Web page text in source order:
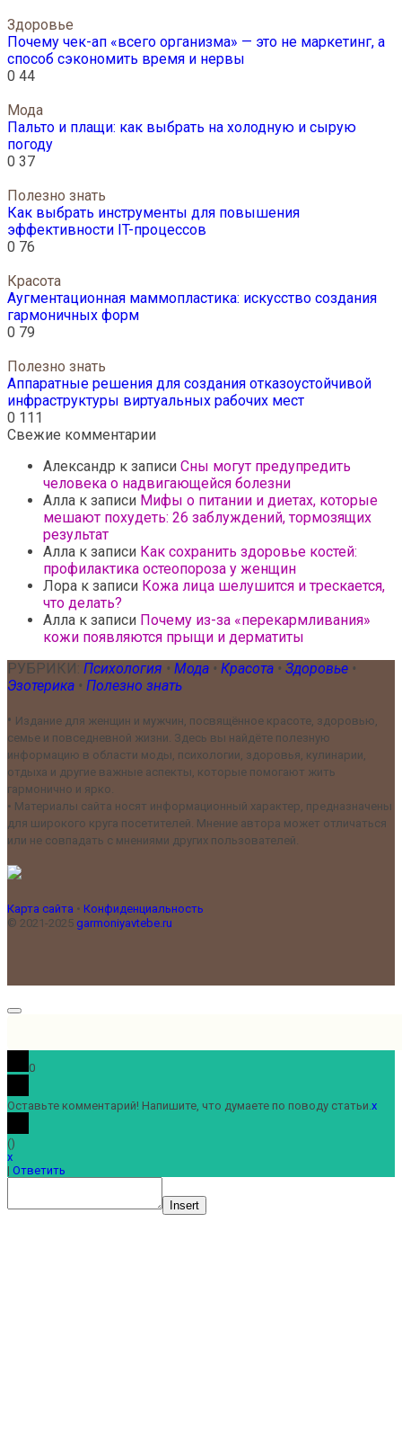
Здоровье
Почему чек-ап «всего организма» — это не маркетинг, а
способ сэкономить время и нервы
0 44
Мода
Пальто и плащи: как выбрать на холодную и сырую
погоду
0 37
Полезно знать
Как выбрать инструменты для повышения
эффективности IT-процессов
0 76
Красота
Аугментационная маммопластика: искусство создания
гармоничных форм
0 79
Полезно знать
Аппаратные решения для создания отказоустойчивой
инфраструктуры виртуальных рабочих мест
0 111
Свежие комментарии
Александр к записи Сны могут предупредить
человека о надвигающейся болезни
Алла к записи Мифы о питании и диетах, которые
мешают похудеть: 26 заблуждений, тормозящих
результат
Алла к записи Как сохранить здоровье костей:
профилактика остеопороза у женщин
Лора к записи Кожа лица шелушится и трескается,
что делать?
Алла к записи Почему из-за «перекармливания»
кожи появляются прыщи и дерматиты
РУБРИКИ: Психология • Мода • Красота • Здоровье •
Эзотерика • Полезно знать
• Издание для женщин и мужчин, посвящённое красоте, здоровью,
семье и повседневной жизни. Здесь вы найдёте полезную
информацию в области моды, психологии, здоровья, кулинарии,
отдыха и другие важные аспекты, которые помогают жить
гармонично и ярко.
• Материалы сайта носят информационный характер, предназначены
для широкого круга посетителей. Мнение автора может отличаться
или не совпадать с мнениями других пользователей.
Карта сайта • Конфиденциальность
© 2021-2025 garmoniyavtebe.ru
0
Оставьте комментарий! Напишите, что думаете по поводу статьи. x
()
x
| Ответить
Insert